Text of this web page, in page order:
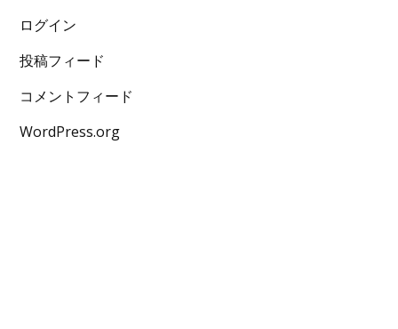
ログイン
投稿フィード
コメントフィード
WordPress.org